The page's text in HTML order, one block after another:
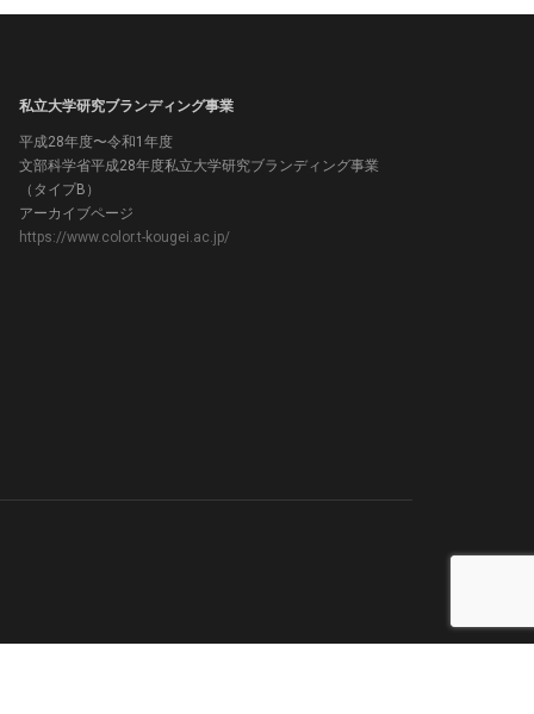
私立大学研究ブランディング事業
平成28年度〜令和1年度
文部科学省平成28年度私立大学研究ブランディング事業
（タイプB）
アーカイブページ
https://www.color.t-kougei.ac.jp/